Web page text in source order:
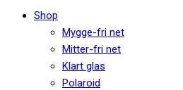
Shop
Mygge-fri net
Mitter-fri net
Klart glas
Polaroid